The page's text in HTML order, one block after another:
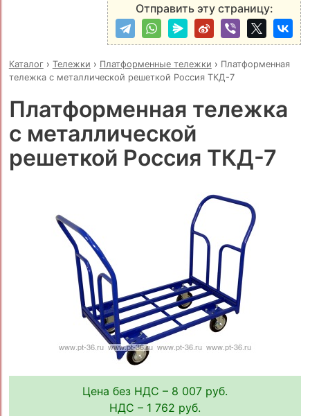
Отправить эту страницу:
Каталог› Тележки › Платформенные тележки › Платформенная
тележка с металлической решеткой Россия ТКД-7
Платформенная тележка
с металлической
решеткой Россия ТКД-7
Цена без НДС – 8 007 руб.
НДС – 1 762 руб.